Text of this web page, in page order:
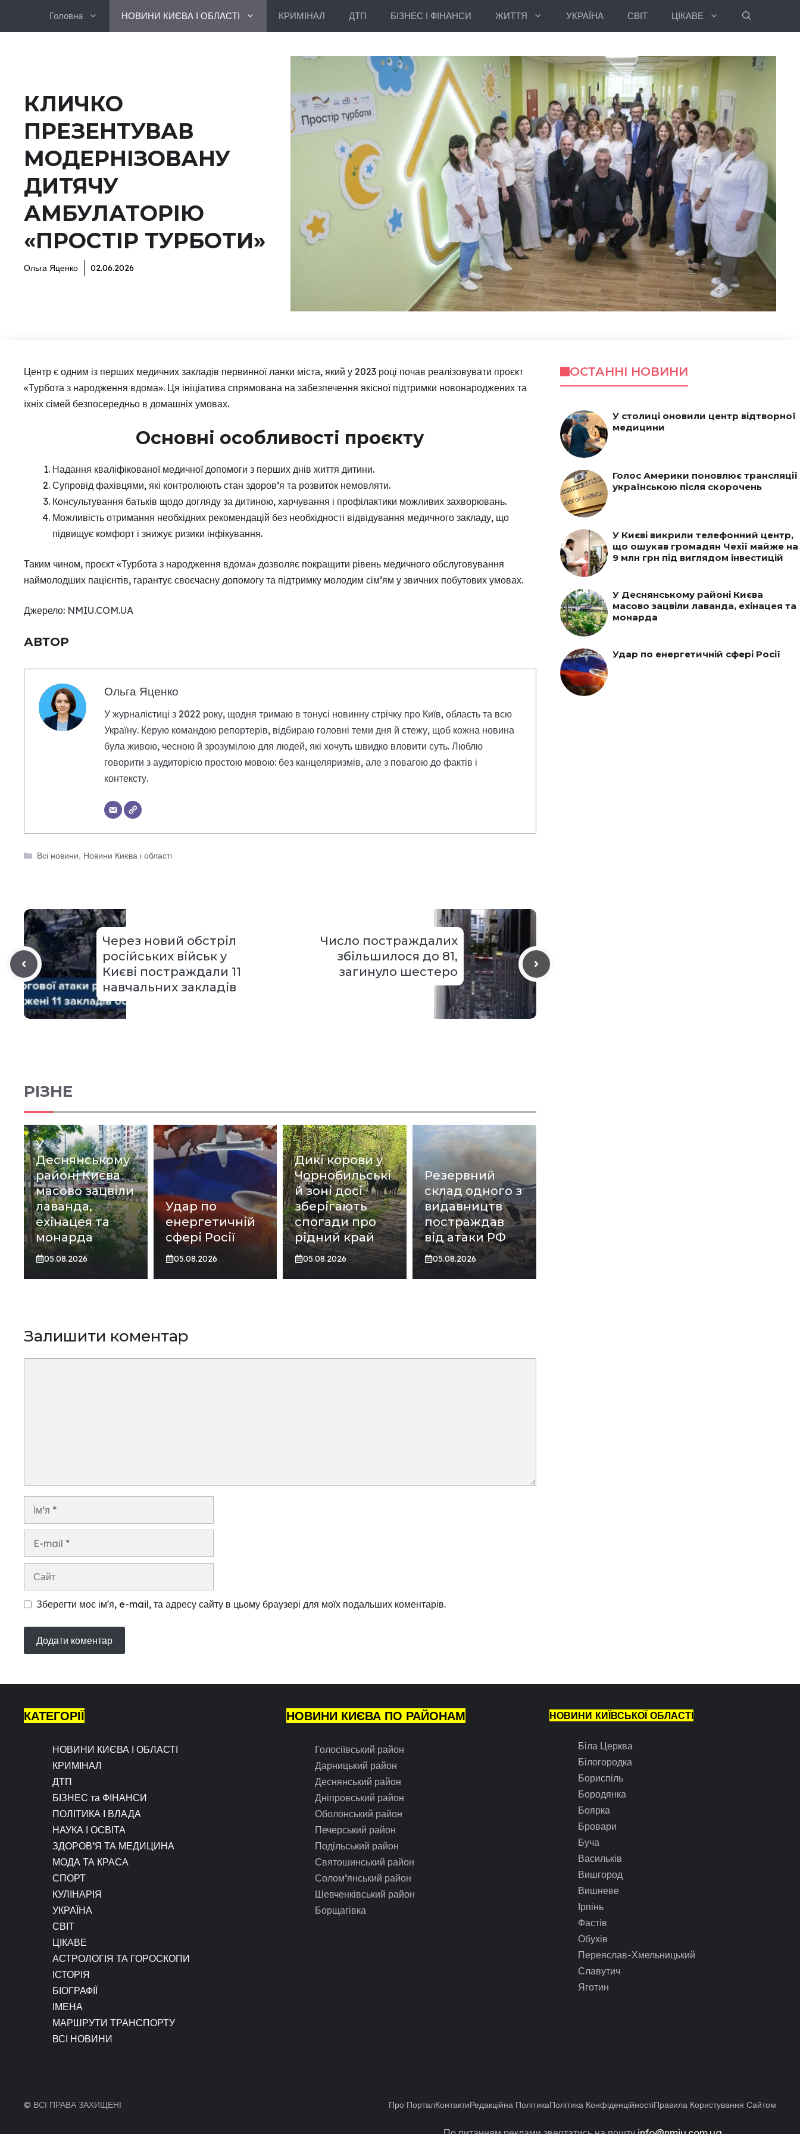
Головна НОВИНИ КИЄВА І ОБЛАСТІ КРИМІНАЛ ДТП БІЗНЕС І ФІНАНСИ ЖИТТЯ УКРАЇНА СВІТ ЦІКАВЕ
КЛИЧКО
ПРЕЗЕНТУВАВ
МОДЕРНІЗОВАНУ
ДИТЯЧУ
АМБУЛАТОРІЮ
«ПРОСТІР ТУРБОТИ»
Ольга Яценко 02.06.2026
Центр є одним із перших медичних закладів первинної ланки міста, який у 2023 році почав реалізовувати проєкт
«Турбота з народження вдома». Ця ініціатива спрямована на забезпечення якісної підтримки новонароджених та
їхніх сімей безпосередньо в домашніх умовах.
Основні особливості проєкту
Надання кваліфікованої медичної допомоги з перших днів життя дитини.
Супровід фахівцями, які контролюють стан здоров’я та розвиток немовляти.
Консультування батьків щодо догляду за дитиною, харчування і профілактики можливих захворювань.
Можливість отримання необхідних рекомендацій без необхідності відвідування медичного закладу, що
підвищує комфорт і знижує ризики інфікування.
Таким чином, проєкт «Турбота з народження вдома» дозволяє покращити рівень медичного обслуговування
наймолодших пацієнтів, гарантує своєчасну допомогу та підтримку молодим сім’ям у звичних побутових умовах.
Джерело: NMIU.COM.UA
АВТОР
Ольга Яценко
У журналістиці з 2022 року, щодня тримаю в тонусі новинну стрічку про Київ, область та всю
Україну. Керую командою репортерів, відбираю головні теми дня й стежу, щоб кожна новина
була живою, чесною й зрозумілою для людей, які хочуть швидко вловити суть. Люблю
говорити з аудиторією простою мовою: без канцеляризмів, але з повагою до фактів і
контексту.
Категорії
Всі новини, Новини Києва і області
Через новий обстріл
російських військ у
Києві постраждали 11
навчальних закладів
Число постраждалих
збільшилося до 81,
загинуло шестеро
РІЗНЕ
У
Деснянському
районі Києва
масово зацвіли
лаванда,
ехінацея та
монарда
05.08.2026
Удар по
енергетичній
сфері Росії
05.08.2026
Дикі корови у
Чорнобильські
й зоні досі
зберігають
спогади про
рідний край
05.08.2026
Резервний
склад одного з
видавництв
постраждав
від атаки РФ
05.08.2026
Залишити коментар
Зберегти моє ім'я, e-mail, та адресу сайту в цьому браузері для моїх подальших коментарів.
ОСТАННІ НОВИНИ
У столиці оновили центр відтворної
медицини
Голос Америки поновлює трансляції
українською після скорочень
У Києві викрили телефонний центр,
що ошукав громадян Чехії майже на
9 млн грн під виглядом інвестицій
У Деснянському районі Києва
масово зацвіли лаванда, ехінацея та
монарда
Удар по енергетичній сфері Росії
КАТЕГОРІЇ
НОВИНИ КИЄВА І ОБЛАСТІ
КРИМІНАЛ
ДТП
БІЗНЕС та ФІНАНСИ
ПОЛІТИКА І ВЛАДА
НАУКА І ОСВІТА
ЗДОРОВ’Я ТА МЕДИЦИНА
МОДА ТА КРАСА
СПОРТ
КУЛІНАРІЯ
УКРАЇНА
СВІТ
ЦІКАВЕ
АСТРОЛОГІЯ ТА ГОРОСКОПИ
ІСТОРІЯ
БІОГРАФІЇ
ІМЕНА
МАРШРУТИ ТРАНСПОРТУ
ВСІ НОВИНИ
НОВИНИ КИЄВА ПО РАЙОНАМ
Голосіївський район
Дарницький район
Деснянський район
Дніпровський район
Оболонський район
Печерський район
Подільський район
Святошинський район
Солом’янський район
Шевченківський район
Борщагівка
НОВИНИ КИЇВСЬКОЇ ОБЛАСТІ
Біла Церква
Білогородка
Бориспіль
Бородянка
Боярка
Бровари
Буча
Васильків
Вишгород
Вишневе
Ірпінь
Фастів
Обухів
Переяслав-Хмельницький
Славутич
Яготин
© ВСІ ПРАВА ЗАХИЩЕНІ Про ПорталКонтактиРедакційна ПолітикаПолітика КонфіденційностіПравила Користування Сайтом